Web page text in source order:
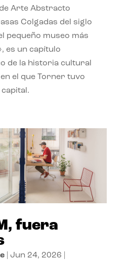
Arte Abstracto
Colgadas del siglo
pequeño museo más
es un capítulo
de la historia cultural
el que Torner tuvo
fuera
| Jun 24, 2026